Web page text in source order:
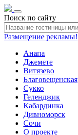
Toggle
navigation
Поиск по сайту
Размещение рекламы!
Анапа
Джемете
Витязево
Благовещенская
Сукко
Геленджик
Кабардинка
Дивноморск
Сочи
О проекте